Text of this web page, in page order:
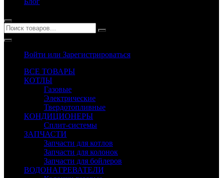
Войти или Зарегистрироваться
ВСЕ ТОВАРЫ
КОТЛЫ
Газовые
Электрические
Твердотопливные
КОНДИЦИОНЕРЫ
Сплит-системы
ЗАПЧАСТИ
Запчасти для котлов
Запчасти для колонок
Запчасти для бойлеров
ВОДОНАГРЕВАТЕЛИ